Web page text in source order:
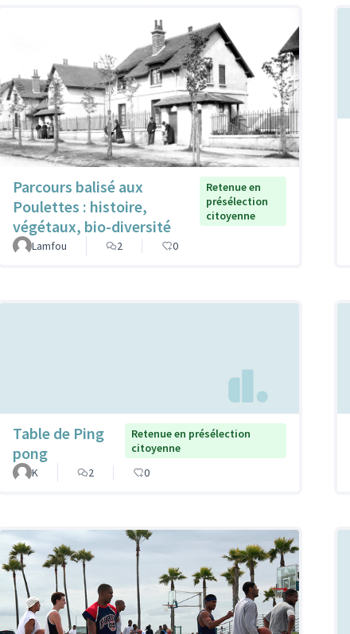
Parcours balisé aux
Poulettes : histoire,
végétaux, bio-diversité
Retenue en
présélection
citoyenne
Lamfou 2 0
Table de Ping
pong
Retenue en présélection
citoyenne
K
2 0